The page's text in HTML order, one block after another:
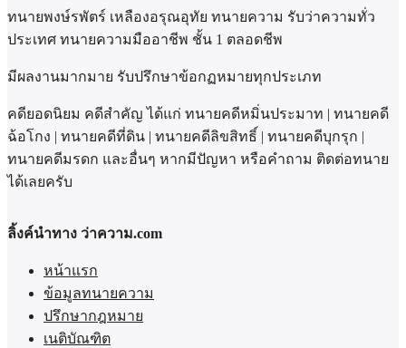
ทนายพงษ์รพัตร์ เหลืองอรุณอุทัย ทนายความ รับว่าความทั่ว
ประเทศ ทนายความมืออาชีพ ชั้น 1 ตลอดชีพ
มีผลงานมากมาย รับปรึกษาข้อกฏหมายทุกประเภท
คดียอดนิยม คดีสำคัญ ได้แก่ ทนายคดีหมิ่นประมาท | ทนายคดี
ฉ้อโกง | ทนายคดีที่ดิน | ทนายคดีลิขสิทธิ์ | ทนายคดีบุกรุก |
ทนายคดีมรดก และอื่นๆ หากมีปัญหา หรือคำถาม ติดต่อทนาย
ได้เลยครับ
ลิ้งค์นำทาง ว่าความ.com
หน้าแรก
ข้อมูลทนายความ
ปรึกษากฎหมาย
เนติบัณฑิต